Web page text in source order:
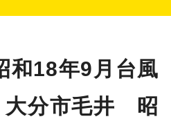
和18年9月台風
大分市毛井 昭